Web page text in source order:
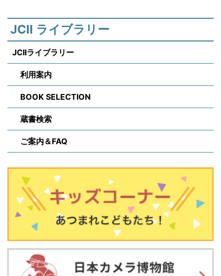
JCII ライブラリー
JCIIライブラリー
利用案内
BOOK SELECTION
蔵書検索
ご案内＆FAQ